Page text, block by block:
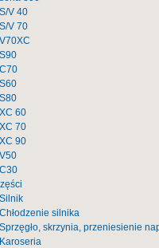
V 40
V 70
60
70
90
silnika
skrzynia, przeniesienie